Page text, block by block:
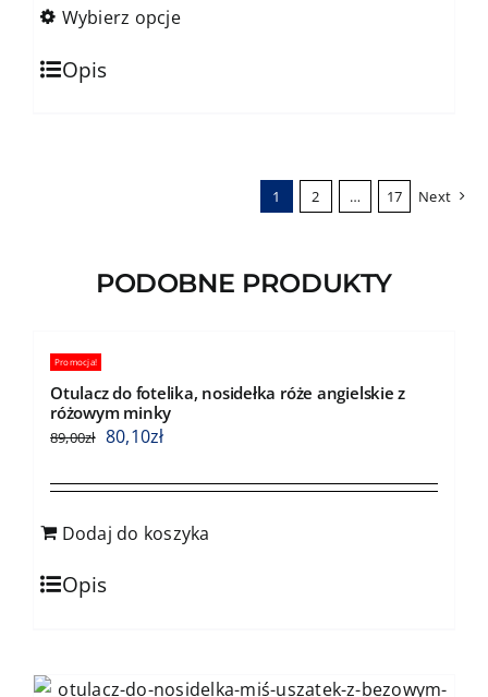
Wybierz opcje
Ten
produkt
produktu
Opis
1 2 … 17 Next
PODOBNE PRODUKTY
Promocja!
Otulacz do fotelika, nosidełka róże angielskie z
różowym minky
89,00zł 80,10zł
Dodaj do koszyka
Opis